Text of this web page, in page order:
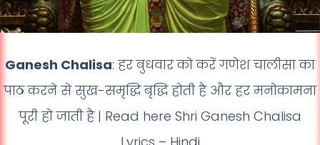
Ganesh Chalisa: हर बुधवार को करें गणेश चालीसा का
पाठ करने से सुख-समृद्धि बृद्धि होती है और हर मनोकामना
पूरी हो जाती है | Read here Shri Ganesh Chalisa